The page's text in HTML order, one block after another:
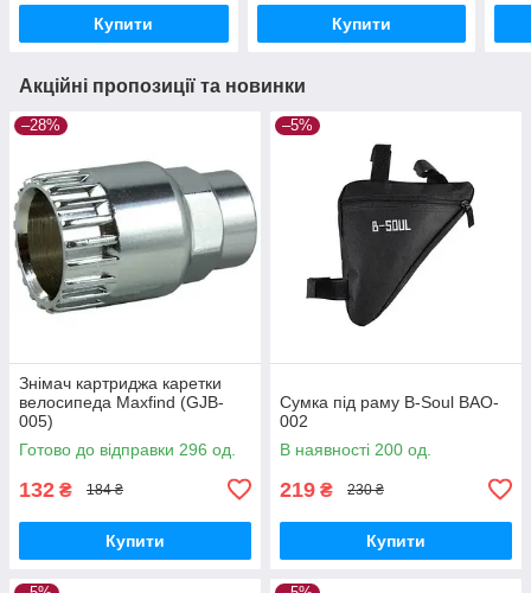
Купити Купити
Акційні пропозиції та новинки
–28%
Знімач картриджа каретки
велосипеда Maxfind (GJB-
005)
Готово до відправки 296 од.
132 ₴ 184 ₴
Купити
–5%
Сумка під раму B-Soul BAO-
002
В наявності 200 од.
219 ₴ 230 ₴
Купити